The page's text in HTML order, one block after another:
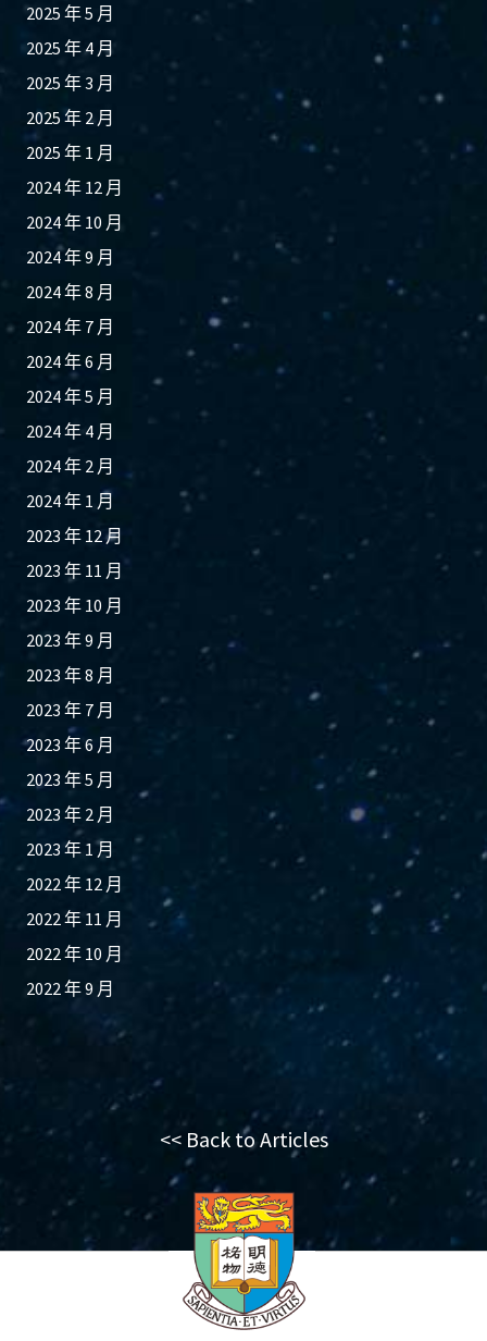
2025 年 5 月
2025 年 4 月
2025 年 3 月
2025 年 2 月
2025 年 1 月
2024 年 12 月
2024 年 10 月
2024 年 9 月
2024 年 8 月
2024 年 7 月
2024 年 6 月
2024 年 5 月
2024 年 4 月
2024 年 2 月
2024 年 1 月
2023 年 12 月
2023 年 11 月
2023 年 10 月
2023 年 9 月
2023 年 8 月
2023 年 7 月
2023 年 6 月
2023 年 5 月
2023 年 2 月
2023 年 1 月
2022 年 12 月
2022 年 11 月
2022 年 10 月
2022 年 9 月
<< Back to Articles